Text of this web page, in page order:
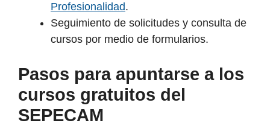
Profesionalidad.
Seguimiento de solicitudes y consulta de
cursos por medio de formularios.
Pasos para apuntarse a los
cursos gratuitos del
SEPECAM